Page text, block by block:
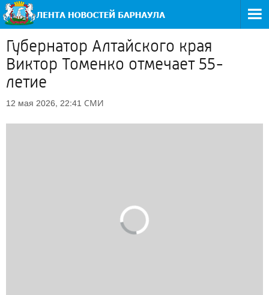
Губернатор Алтайского края
Виктор Томенко отмечает 55-
летие
12 мая 2026, 22:41 СМИ